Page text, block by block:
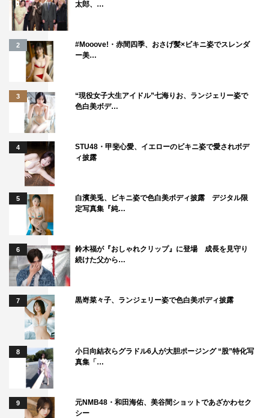
太郎、…
2
#Mooove!・赤間四季、おさげ髪×ビキニ姿でスレンダ
ー美…
3
“現役女子大生アイドル”七海りお、ランジェリー姿で
色白美ボデ…
4
STU48・甲斐心愛、イエローのビキニ姿で愛されボデ
ィ披露
5
白濱美兎、ビキニ姿で色白美ボディ披露 デジタル限
定写真集『純…
6
鈴木福が『おしゃれクリップ』に登場 成長を見守り
続けた父から…
7 黒嵜菜々子、ランジェリー姿で色白美ボディ披露
8
小日向結衣らグラドル6人が大胆ポージング “股”特化写
真集「…
9
元NMB48・和田海佑、美谷間ショットであざかわセク
シー